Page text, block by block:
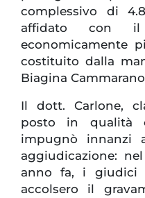
complessivo di
affidato con il
economicamente
costituito dalla
Biagina
Il dott. Carlone,
posto in qualità
impugnò innanzi
aggiudicazione:
anno fa, i giudici
accolsero il